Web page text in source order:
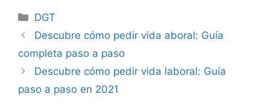
Categorías
DGT
Navegación
entradas
Descubre cómo pedir vida aboral: Guía
completa paso a paso
Descubre cómo pedir vida laboral: Guía
paso a paso en 2021